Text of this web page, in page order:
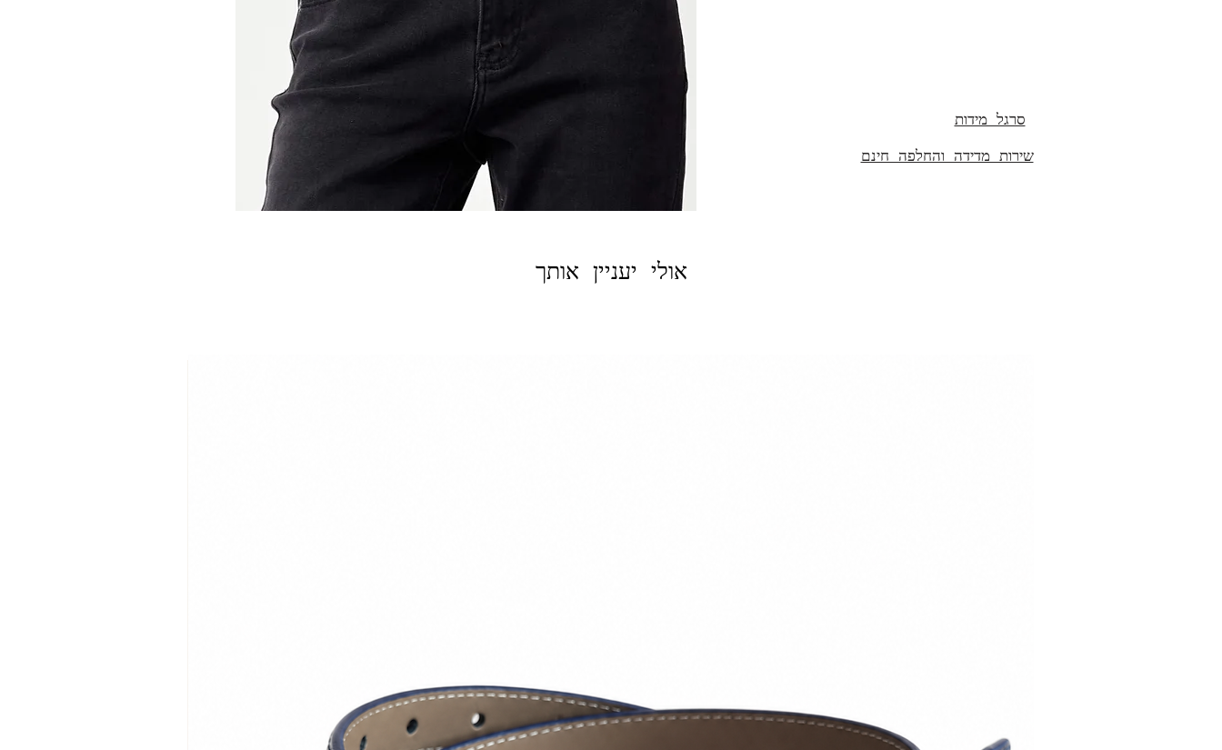
סרגל מידות
שירות מדידה והחלפה חינם
אולי יעניין אותך